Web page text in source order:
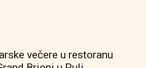
večere u restoranu